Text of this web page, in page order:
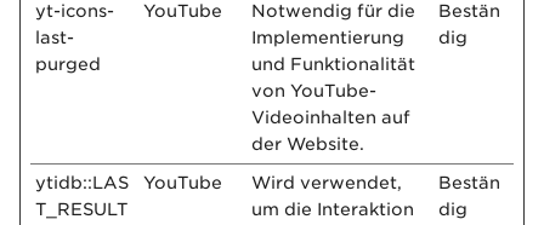
yt-icons-
last-
purged
YouTube
Notwendig für die
Implementierung
und Funktionalität
von YouTube-
Videoinhalten auf
der Website.
Bestän
dig
ytidb::LAS
T_RESULT
YouTube
Wird verwendet,
um die Interaktion
Bestän
dig